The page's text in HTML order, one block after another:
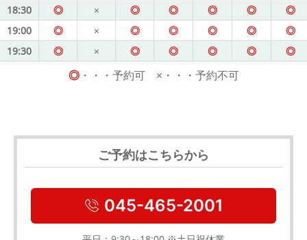
18:30
◎ × ◎ ◎ ◎ ◎
◎
19:00
◎ × ◎ ◎ ◎ ◎
◎
19:30
◎ × ◎ ◎ ◎ ◎ ◎
◎・・・予約可 ×・・・予約不可
ご予約はこちらから
045-465-2001